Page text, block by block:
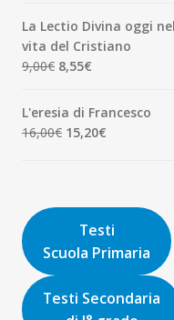
era:
8,00€.
è:
7,60€.
La Lectio Divina oggi
vita del Cristiano
9,00€ Il
originale
era:
9,00€.
8,55€
attuale
è:
L'eresia di Francesco
16,00€ Il
16,00€.
15,20€
15,20€.
Testi
Scuola Primaria
Testi Secondaria